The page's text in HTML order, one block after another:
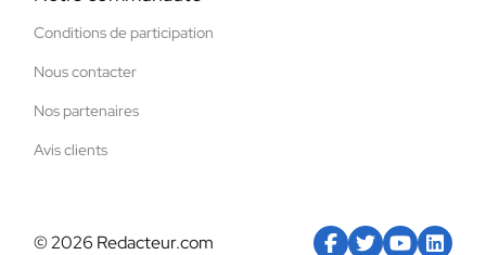
Conditions de participation
Nous contacter
Nos partenaires
Avis clients
© 2026 Redacteur.com